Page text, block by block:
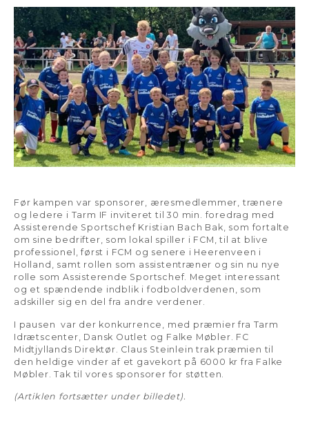
Før kampen var sponsorer, æresmedlemmer, trænere
og ledere i Tarm IF inviteret til 30 min. foredrag med
Assisterende Sportschef Kristian Bach Bak, som fortalte
om sine bedrifter, som lokal spiller i FCM, til at blive
professionel, først i FCM og senere i Heerenveen i
Holland, samt rollen som assistentræner og sin nu nye
rolle som Assisterende Sportschef. Meget interessant
og et spændende indblik i fodboldverdenen, som
adskiller sig en del fra andre verdener.
I pausen var der konkurrence, med præmier fra Tarm
Idrætscenter, Dansk Outlet og Falke Møbler. FC
Midtjyllands Direktør. Claus Steinlein trak præmien til
den heldige vinder af et gavekort på 6000 kr fra Falke
Møbler. Tak til vores sponsorer for støtten.
(Artiklen fortsætter under billedet).